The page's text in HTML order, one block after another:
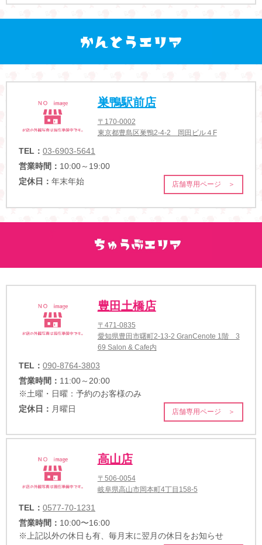
巣鴨駅前店
〒170-0002
東京都豊島区巣鴨2-4-2 岡田ビル４F
TEL： 03-6903-5641
営業時間： 10:00～19:00
定休日： 年末年始 店舗専用ページ ＞
豊田土橋店
〒471-0835
愛知県豊田市曙町2-13-2 GranCenote 1階 3
69 Salon & Cafe内
TEL： 090-8764-3803
営業時間： 11:00～20:00
※土曜・日曜：予約のお客様のみ
定休日： 月曜日 店舗専用ページ ＞
高山店
〒506-0054
岐阜県高山市岡本町4丁目158-5
TEL： 0577-70-1231
営業時間： 10:00〜16:00
※上記以外の休日も有、毎月末に翌月の休日をお知らせ